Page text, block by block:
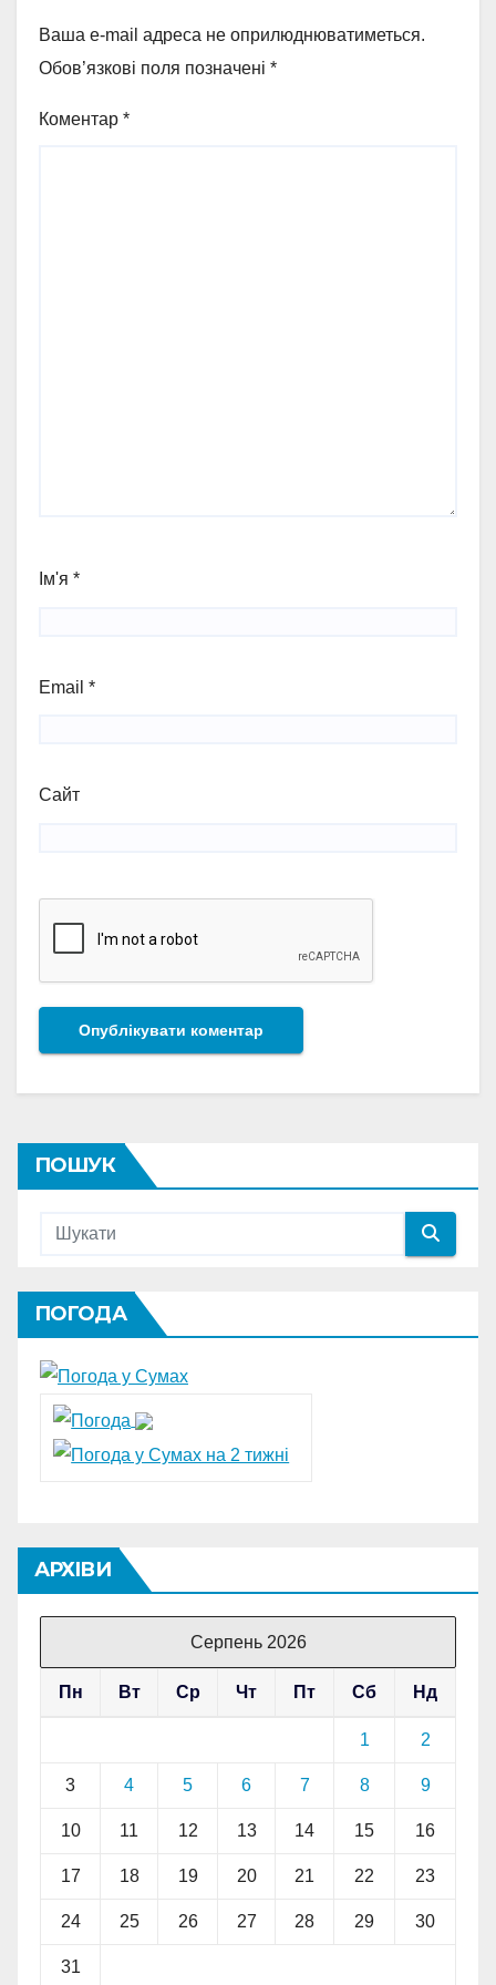
Ваша e-mail адреса не оприлюднюватиметься.
Обов’язкові поля позначені *
Коментар *
Ім'я *
Email *
Сайт
ПОШУК
ПОГОДА
АРХІВИ
Серпень 2026
Пн Вт Ср Чт Пт Сб Нд
1 2
3 4 5 6 7 8 9
10 11 12 13 14 15 16
17 18 19 20 21 22 23
24 25 26 27 28 29 30
31